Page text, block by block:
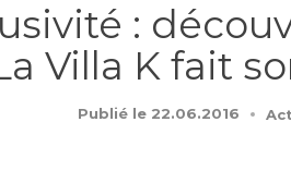
:
Villa K fait
Publié le 22.06.2016